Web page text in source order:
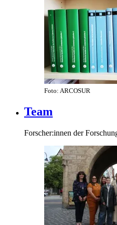
Foto: ARCOSUR
Team
Forscher:innen der